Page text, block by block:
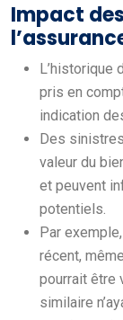
Impact
L’historique
pris en
indication
Des
valeur du
et peuvent
potentiels.
Par
récent,
pourrait être
similaire